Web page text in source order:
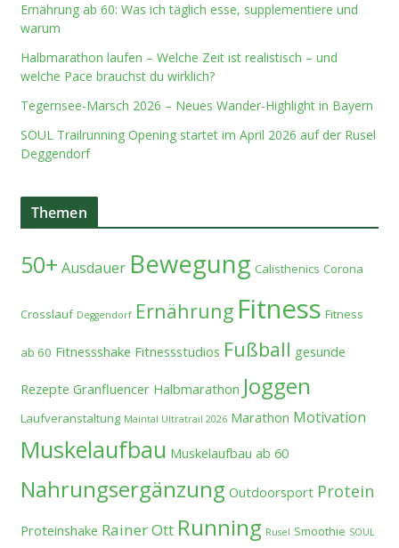
Ernährung ab 60: Was ich täglich esse, supplementiere und
warum
Halbmarathon laufen – Welche Zeit ist realistisch – und
welche Pace brauchst du wirklich?
Tegernsee-Marsch 2026 – Neues Wander-Highlight in Bayern
SOUL Trailrunning Opening startet im April 2026 auf der Rusel
Deggendorf
Themen
50+ Ausdauer Bewegung Calisthenics Corona
Crosslauf Deggendorf Ernährung Fitness Fitness
ab 60 Fitnessshake Fitnessstudios Fußball gesunde
Rezepte Granfluencer Halbmarathon Joggen
Laufveranstaltung Maintal Ultratrail 2026 Marathon Motivation
Muskelaufbau Muskelaufbau ab 60
Nahrungsergänzung Outdoorsport Protein
Proteinshake Rainer Ott Running Rusel Smoothie SOUL